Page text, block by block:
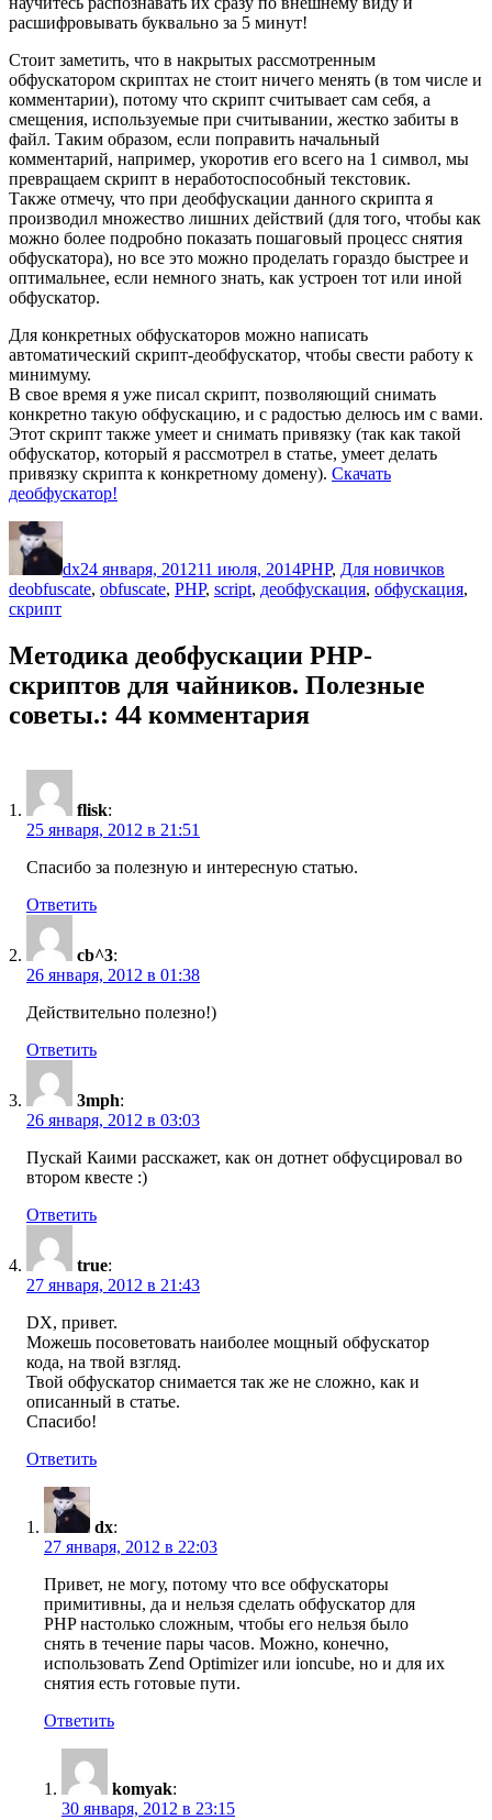
расшифровывать буквально за 5 минут!
Стоит заметить, что в накрытых рассмотренным
обфускатором скриптах не стоит ничего менять (в том числе и
комментарии), потому что скрипт считывает сам себя, а
смещения, используемые при считывании, жестко забиты в
файл. Таким образом, если поправить начальный
комментарий, например, укоротив его всего на 1 символ, мы
превращаем скрипт в неработоспособный текстовик.
Также отмечу, что при деобфускации данного скрипта я
производил множество лишних действий (для того, чтобы как
можно более подробно показать пошаговый процесс снятия
обфускатора), но все это можно проделать гораздо быстрее и
оптимальнее, если немного знать, как устроен тот или иной
обфускатор.
Для конкретных обфускаторов можно написать
автоматический скрипт-деобфускатор, чтобы свести работу к
минимуму.
В свое время я уже писал скрипт, позволяющий снимать
конкретно такую обфускацию, и с радостью делюсь им с вами.
Этот скрипт также умеет и снимать привязку (так как такой
обфускатор, который я рассмотрел в статье, умеет делать
привязку скрипта к конкретному домену). Скачать
деобфускатор!
dx24 января, 201211 июля, 2014PHP, Для новичков
deobfuscate, obfuscate, PHP, script, деобфускация, обфускация,
скрипт
Методика деобфускации PHP-
скриптов для чайников. Полезные
советы.: 44 комментария
flisk:
25 января, 2012 в 21:51
Спасибо за полезную и интересную статью.
Ответить
cb^3:
26 января, 2012 в 01:38
Действительно полезно!)
Ответить
3mph:
26 января, 2012 в 03:03
Пускай Каими расскажет, как он дотнет обфусцировал во
втором квесте :)
Ответить
true:
27 января, 2012 в 21:43
DX, привет.
Можешь посоветовать наиболее мощный обфускатор
кода, на твой взгляд.
Твой обфускатор снимается так же не сложно, как и
описанный в статье.
Спасибо!
Ответить
dx:
27 января, 2012 в 22:03
Привет, не могу, потому что все обфускаторы
примитивны, да и нельзя сделать обфускатор для
PHP настолько сложным, чтобы его нельзя было
снять в течение пары часов. Можно, конечно,
использовать Zend Optimizer или ioncube, но и для их
снятия есть готовые пути.
Ответить
komyak:
30 января, 2012 в 23:15